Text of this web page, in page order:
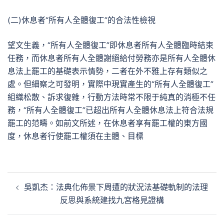
(二)休息者“所有人全體復工”的合法性檢視
望文生義，“所有人全體復工”即休息者所有人全體臨時結束
任務，而休息者所有人全體謝絕給付勞務亦是所有人全體休
息法上罷工的基礎表示情勢，二者在外不雅上存有類似之
處。但細察之可發明，實際中現實產生的“所有人全體復工”
組織松散、訴求復雜，行動方法時常不限于純真的消極不任
務，“所有人全體復工”已超出所有人全體休息法上符合法規
罷工的范疇。如前文所述，在休息者享有罷工權的東方國
度，休息者行使罷工權須在主體、目標
章 吳凱杰：法典化佈景下周遭的狀況法基礎軌制的法理
反思與系統建找九宮格見證構